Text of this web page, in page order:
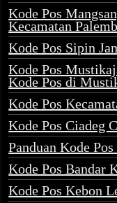
Kode Pos
Kecamatan
Kode Pos Sipin
Kode Pos
Kode Pos di
Kode Pos
Kode Pos Ciadeg
Panduan Kode
Kode Pos Bandar
Kode Pos Kebon